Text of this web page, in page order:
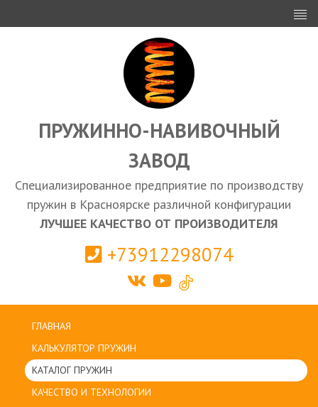
ИНВЕСТОРАМ
ПРОЕКТИРОВАНИЕ
ЭКСПОРТ
ЗАКУПКИ
КАЛЬКУЛЯТОР ПРУЖИН
Красноярск
ПРУЖИННО-НАВИВОЧНЫЙ
ЗАВОД
Специализированное предприятие по производству
пружин в Красноярске различной конфигурации
ЛУЧШЕЕ КАЧЕСТВО ОТ ПРОИЗВОДИТЕЛЯ
+73912298074
ГЛАВНАЯ
КАЛЬКУЛЯТОР ПРУЖИН
КАТАЛОГ ПРУЖИН
КАЧЕСТВО И ТЕХНОЛОГИИ